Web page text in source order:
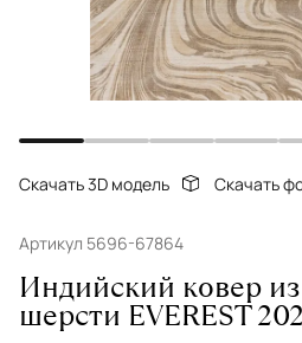
Скачать 3D модель Скачать
Артикул 5696-67864
Индийский ковер
шерсти EVEREST